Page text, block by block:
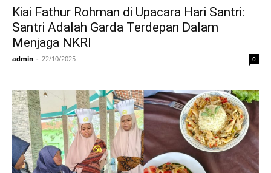
Kiai Fathur Rohman di Upacara Hari Santri:
Santri Adalah Garda Terdepan Dalam
Menjaga NKRI
admin - 22/10/2025 0